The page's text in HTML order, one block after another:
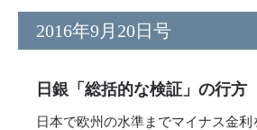
2016年9月20日号
日銀「総括的な検証」の行方
日本で欧州の水準までマイナス金